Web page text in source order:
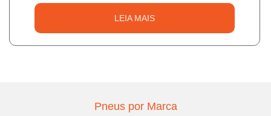
LEIA MAIS
Pneus por Marca